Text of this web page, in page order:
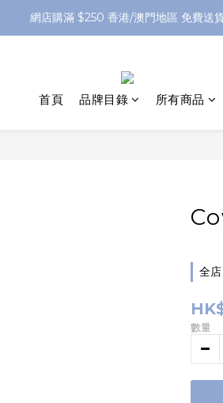
網店購滿 $250 香港/澳門地區 免費送
網店購滿 $250 香港/澳門地區 免費送
網店購滿 $250 香港/澳門地區 免費送貨
首頁 品牌目錄 所有商品
全
數量